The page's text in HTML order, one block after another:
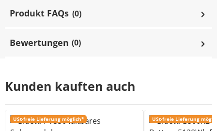
Produkt FAQs (0)
Bewertungen (0)
Kunden kauften auch
USt-freie Lieferung möglich* USt-freie Lieferung